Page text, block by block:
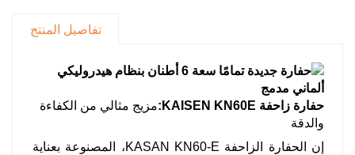
نصف قطر دوران صغير جدًا يبلغ 2.36 مترًا فقط، مما
يتيح سهولة المناورة في الأماكن الضيقة. مناورة
سلسة عبر مختلف التضاريس.
تصل نسبة القدرة على التسلق إلى 70% وتبلغ
الخلوص الأرضي 335 ملم مما يتيح التعامل بسهولة
مع التضاريس المعقدة.
قدرات تشغيلية متعددة الاستخدامات
تفاصيل المنتج
حفارة زاحفة KAISEN KN60E:
مزيج مثالي من الكفاءة
والدقة
إن الحفارة الزاحفة KASAN KN60-E، المصنوعة بعناية